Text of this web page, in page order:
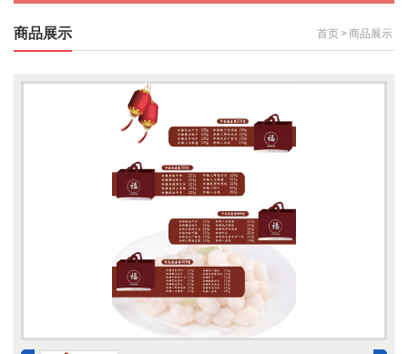
商品展示 首页>商品展示